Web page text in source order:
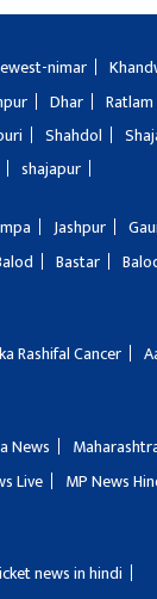
nimar
Dhar Ratlam
Shahdol
shajapur
Jashpur
Bastar
Rashifal Cancer
News
Live MP News
news in hindi